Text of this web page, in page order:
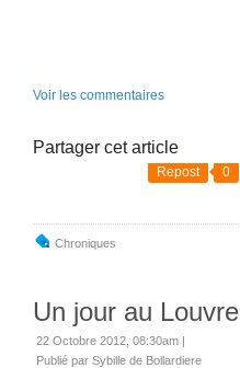
Voir les commentaires
Partager cet article
Repost 0
Chroniques
Un jour au Louvre
22 Octobre 2012, 08:30am |
Publié par Sybille de Bollardiere